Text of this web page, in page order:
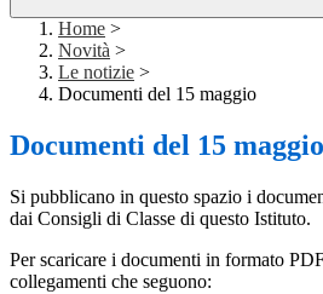
Home >
Novità >
Le notizie >
Documenti del 15 maggio
Documenti del 15 maggio
Si pubblicano in questo spazio i
dai Consigli di Classe di questo Istituto.
Per scaricare i documenti in formato
collegamenti che seguono: